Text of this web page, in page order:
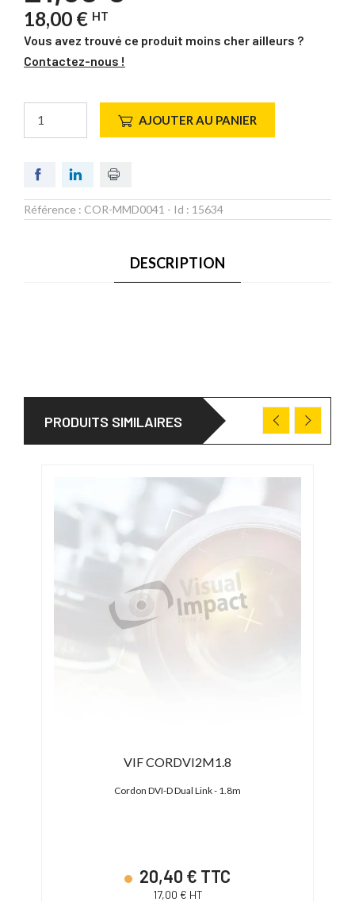
18,00 € HT
Vous avez trouvé ce produit moins cher ailleurs ?
Contactez-nous !
AJOUTER AU PANIER
Référence : COR-MMD0041 - Id : 15634
DESCRIPTION
PRODUITS SIMILAIRES
VIF CORDVI2M1.8
Cordon DVI-D Dual Link - 1.8m
20,40 € TTC
17,00 € HT